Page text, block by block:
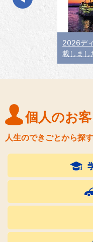
2026デ
載しまし
個人のお
人生のできごとから探す